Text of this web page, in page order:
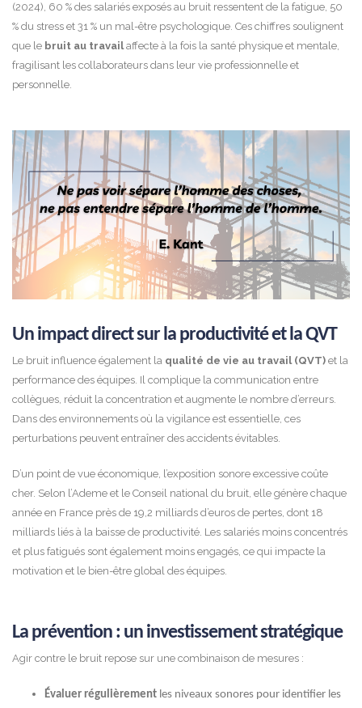
(2024), 60 % des salariés exposés au bruit ressentent de la fatigue, 50
% du stress et 31 % un mal-être psychologique. Ces chiffres soulignent
que le bruit au travailaffecte à la fois la santé physique et mentale,
fragilisant les collaborateurs dans leur vie professionnelle et
personnelle.
Un impact direct sur la productivité et la QVT
Le bruit influence également la qualité de vie au travail (QVT) et la
performance des équipes. Il complique la communication entre
collègues, réduit la concentration et augmente le nombre d’erreurs.
Dans des environnements où la vigilance est essentielle, ces
perturbations peuvent entraîner des accidents évitables.
D’un point de vue économique, l’exposition sonore excessive coûte
cher. Selon l’Ademe et le Conseil national du bruit, elle génère chaque
année en France près de 19,2 milliards d’euros de pertes, dont 18
milliards liés à la baisse de productivité. Les salariés moins concentrés
et plus fatigués sont également moins engagés, ce qui impacte la
motivation et le bien-être global des équipes.
La prévention : un investissement stratégique
Agir contre le bruit repose sur une combinaison de mesures :
Évaluer régulièrement les niveaux sonores pour identifier les